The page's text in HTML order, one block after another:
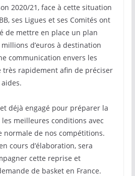
2020/21, face à cette situation
ses Ligues et ses Comités ont
de mettre en place un plan
millions d’euros à destination
communication envers les
très rapidement afin de préciser
déjà engagé pour préparer la
meilleures conditions avec
normale de nos compétitions.
cours d’élaboration, sera
cette reprise et
de basket en France.